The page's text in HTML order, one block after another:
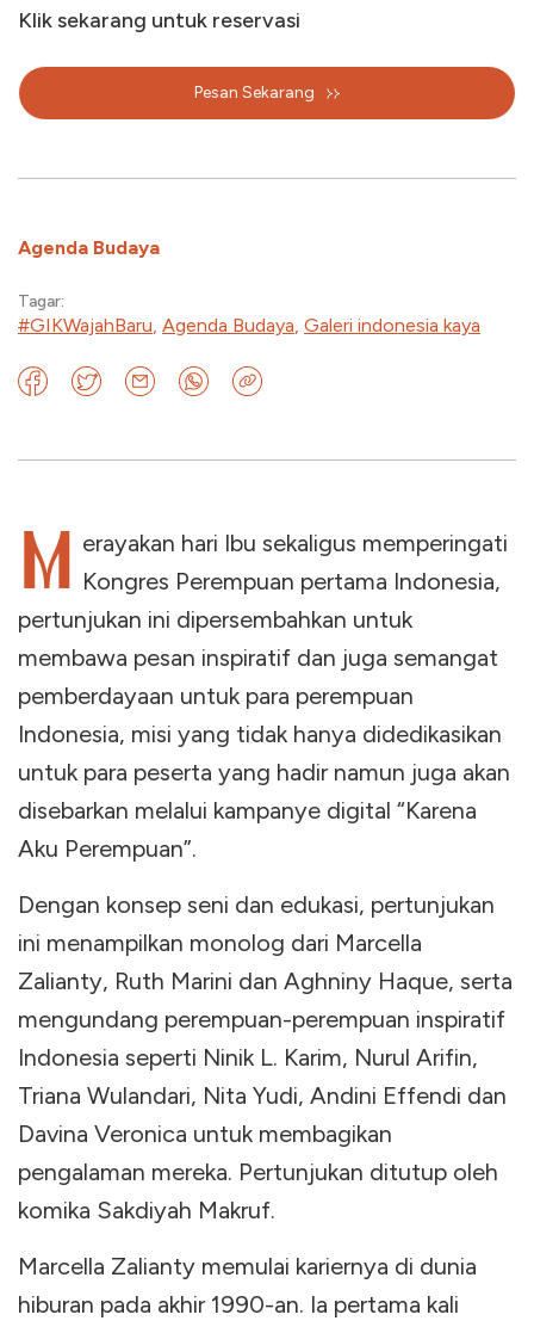
Klik sekarang untuk reservasi
Pesan Sekarang
Agenda Budaya
Tagar:
#GIKWajahBaru, Agenda Budaya, Galeri indonesia kaya
M
erayakan hari Ibu sekaligus memperingati
Kongres Perempuan pertama Indonesia,
pertunjukan ini dipersembahkan untuk
membawa pesan inspiratif dan juga semangat
pemberdayaan untuk para perempuan
Indonesia, misi yang tidak hanya didedikasikan
untuk para peserta yang hadir namun juga akan
disebarkan melalui kampanye digital “Karena
Aku Perempuan”.
Dengan konsep seni dan edukasi, pertunjukan
ini menampilkan monolog dari Marcella
Zalianty, Ruth Marini dan Aghniny Haque, serta
mengundang perempuan-perempuan inspiratif
Indonesia seperti Ninik L. Karim, Nurul Arifin,
Triana Wulandari, Nita Yudi, Andini Effendi dan
Davina Veronica untuk membagikan
pengalaman mereka. Pertunjukan ditutup oleh
komika Sakdiyah Makruf.
Marcella Zalianty memulai kariernya di dunia
hiburan pada akhir 1990-an. Ia pertama kali